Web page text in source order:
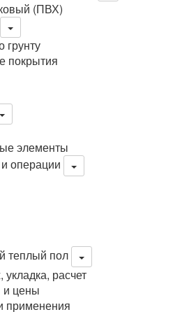
(ПВХ)
грунту
покрытия
элементы
операции
теплый пол
расчет
цены
применения